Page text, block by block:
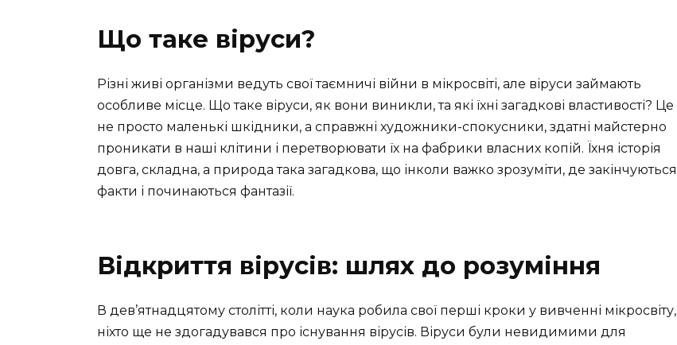
Що таке віруси?
Різні живі організми ведуть свої таємничі війни в мікросвіті, але віруси займають
особливе місце. Що таке віруси, як вони виникли, та які їхні загадкові властивості? Це
не просто маленькі шкідники, а справжні художники-спокусники, здатні майстерно
проникати в наші клітини і перетворювати їх на фабрики власних копій. Їхня історія
довга, складна, а природа така загадкова, що інколи важко зрозуміти, де закінчуються
факти і починаються фантазії.
Відкриття вірусів: шлях до розуміння
В дев’ятнадцятому столітті, коли наука робила свої перші кроки у вивченні мікросвіту,
ніхто ще не здогадувався про існування вірусів. Віруси були невидимими для